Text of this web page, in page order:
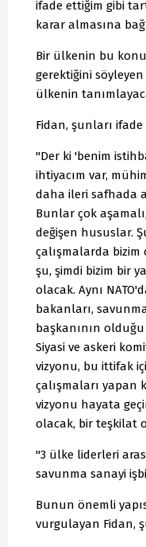
ifade ettiğim gibi
karar almasına
Bir ülkenin bu
gerektiğini söyleyen
ülkenin
Fidan, şunları ifade
"Der ki 'benim
ihtiyacım var,
daha ileri safhada
Bunlar çok
değişen hususlar.
çalışmalarda
şu, şimdi bizim bir
olacak. Aynı
bakanları,
başkanının
Siyasi ve askeri
vizyonu, bu ittifak
çalışmaları yapan
vizyonu hayata
olacak, bir teşkilat
"3 ülke liderleri
savunma sanayi
Bunun önemli
vurgulayan Fidan,